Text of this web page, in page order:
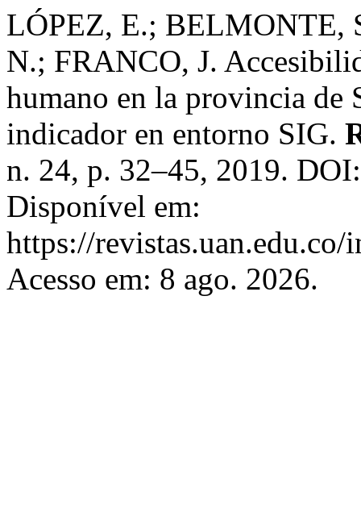
LÓPEZ, E.;
N.; FRANCO, J.
humano en la provincia de
indicador en entorno SIG.
n. 24, p. 32–45, 2019.
Disponível em:
https://
Acesso em: 8 ago. 2026.